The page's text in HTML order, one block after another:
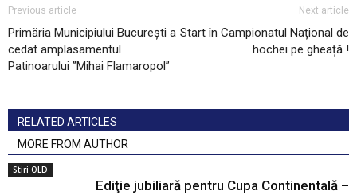
Previous article
Primăria Municipiului București a
cedat amplasamentul
Patinoarului ”Mihai Flamaropol”
Next article
Start în Campionatul Național de
hochei pe gheață !
RELATED ARTICLES
MORE FROM AUTHOR
Stiri OLD
Ediţie jubiliară pentru Cupa Continentală –